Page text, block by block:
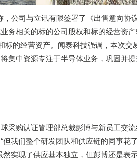
公司与立讯有限签署了《出售意向协
务相关的标的公司股权和标的经营资
标的经营资产。闻泰科技强调，本次交
集中资源专注于半导体业务，巩固并
采购认证管理部总裁彭博与新员工交
我们整个研发团队和供应链的同事花
实现了供应基本独立，但彭博还是表